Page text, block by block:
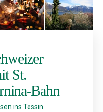
St.
Bahn
ins Tessin